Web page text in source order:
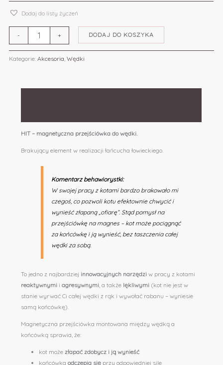
Dodaj do listy życzeń
- + DODAJ DO KOSZYKA
Kategorie:Akcesoria,Wędki
HIT – magnetyczna przejściówka do wędki.
Brakujący element w realizacji łańcucha łowieckiego.
Komentarz behawiorystki:
W swojej pracy z kotami bardzo brakowało mi
czegoś, co pozwoli kotu efektownie chwycić i
wynieść złapaną „ofiarę”. Stąd pomysł na
przejściówkę na magnes – kot może pociągnąć
za końcówkę i ją wynieść, bez taszczenia całej
wędki za sobą.
To jedno z najbardziej innowacyjnych narzędzi w pracy z kotami
reaktywnymi iagresywnymi , a także lękliwymi (kot nie jest w
stanie wyrwać Ci całej wędki z rąk i wywołać rabanu – wyniesie
samą końcówkę).
Magnetyczna przejściówka montowana między wędką a
końcówką sprawia, że:
kot może złapać zdobycz i ją wynieść
końcówkaodczepia się przy odpowiedniej sile